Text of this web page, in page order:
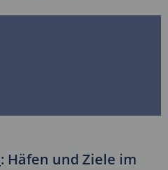
: Häfen und Ziele im